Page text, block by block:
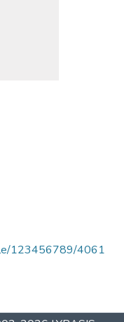
123456789/4061